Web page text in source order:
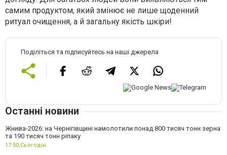
самим продуктом, який змінює не лише щоденний
ритуал очищення, а й загальну якість шкіри!
Поділіться та підписуйтесь на наші джерела
Останні новини
Жнива-2026: на Чернігівщині намолотили понад 800 тисяч тонн зерна
та 190 тисяч тонн ріпаку
17:50,Сьогодні